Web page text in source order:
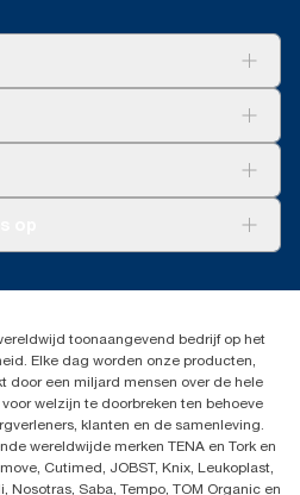
toonaangevend bedrijf op het
Elke dag worden onze producten,
door een miljard mensen over de hele
welzijn te doorbreken ten behoeve
klanten en de samenleving.
wereldwijde merken TENA en Tork en
Cutimed, JOBST, Knix, Leukoplast,
Nosotras, Saba, Tempo, TOM Organic en